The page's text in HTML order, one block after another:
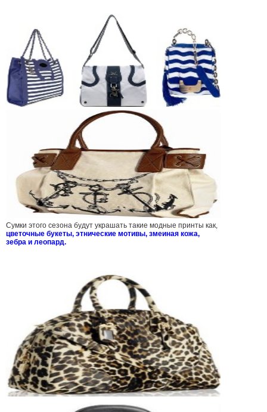
Сумки этого сезона будут украшать такие модные принты как,
цветочные букеты, этнические мотивы, змеиная кожа,
зебра и леопард.